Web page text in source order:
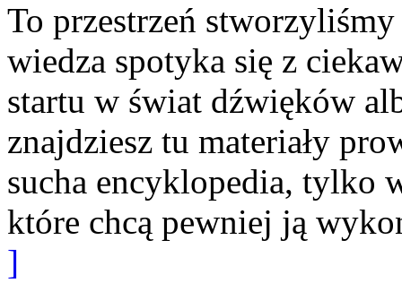
To przestrzeń
wiedza spotyka się z
startu w świat dźwięków
znajdziesz tu materiały
sucha encyklopedia, tylko
które chcą pewniej ją
]